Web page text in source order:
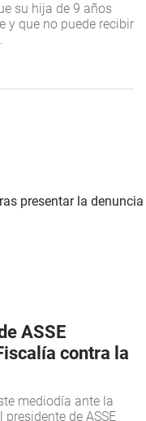
su hija de 9 años
y que no puede recibir
ASSE
contra la
mediodía ante la
de ASSE